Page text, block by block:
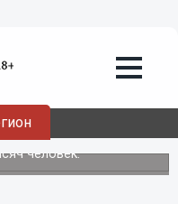
неделю
за неделю в
человек.